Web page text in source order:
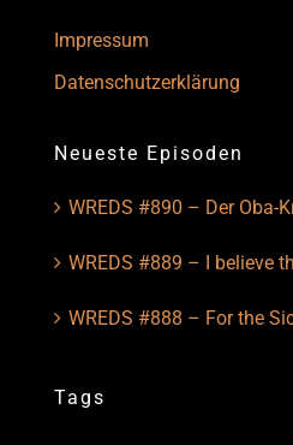
Impressum
Datenschutzerklärung
Neueste Episoden
WREDS #890 – Der Oba-
WREDS #889 – I believe
WREDS #888 – For the
Tags